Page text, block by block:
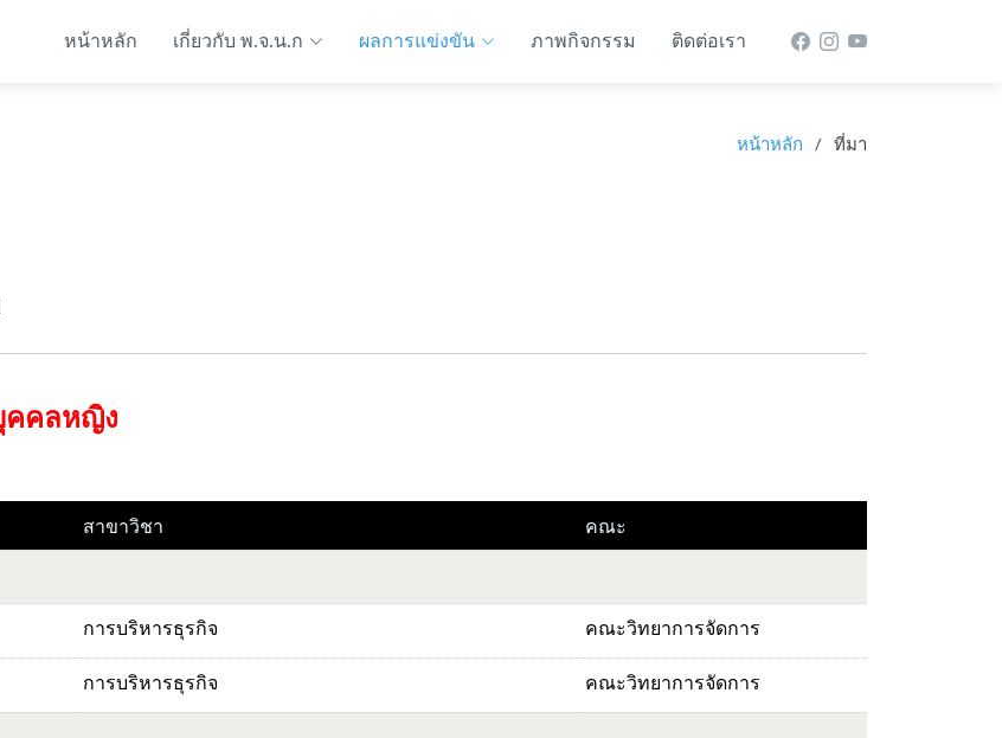
หน้าหลัก เกี่ยวกับ พ.จ.น.ก ผลการแข่งขัน ภาพกิจกรรม ติดต่อเรา
หน้าหลัก ที่มา
คคลหญิง
สาขาวิชา
คณะ
การบริหารธุรกิจ คณะวิทยาการจัดการ
การบริหารธุรกิจ คณะวิทยาการจัดการ